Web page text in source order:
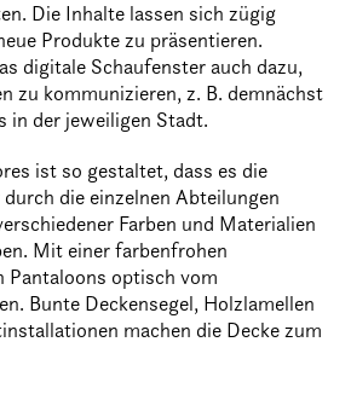
Die Inhalte lassen sich zügig
Produkte zu präsentieren.
digitale Schaufenster auch dazu,
zu kommunizieren, z. B. demnächst
in der jeweiligen Stadt.
ist so gestaltet, dass es die
die einzelnen Abteilungen
Farben und Materialien
Mit einer farbenfrohen
Pantaloons optisch vom
Bunte Deckensegel, Holzlamellen
machen die Decke zum